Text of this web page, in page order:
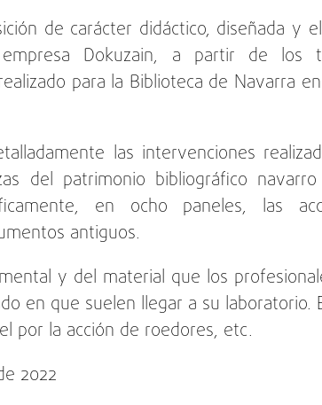
de carácter didáctico, diseñada y
Dokuzain, a partir de los
para la Biblioteca de Navarra
las intervenciones
del patrimonio bibliográfico navarro
en ocho paneles, las
antiguos.
y del material que los
en que suelen llegar a su laboratorio.
por la acción de roedores, etc.
2022